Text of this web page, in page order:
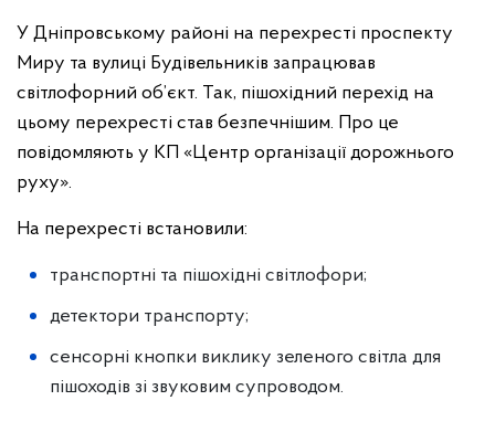
У Дніпровському районі на перехресті проспекту
Миру та вулиці Будівельників запрацював
світлофорний об’єкт. Так, пішохідний перехід на
цьому перехресті став безпечнішим. Про це
повідомляють у КП «Центр організації дорожнього
руху».
На перехресті встановили:
транспортні та пішохідні світлофори;
детектори транспорту;
сенсорні кнопки виклику зеленого світла для
пішоходів зі звуковим супроводом.